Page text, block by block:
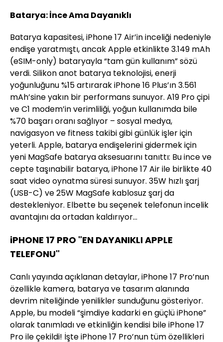
Batarya: İnce Ama Dayanıklı
Batarya kapasitesi, iPhone 17 Air’in inceliği nedeniyle
endişe yaratmıştı, ancak Apple etkinlikte 3.149 mAh
(eSIM-only) bataryayla “tam gün kullanım” sözü
verdi. Silikon anot batarya teknolojisi, enerji
yoğunluğunu %15 artırarak iPhone 16 Plus’ın 3.561
mAh’sine yakın bir performans sunuyor. A19 Pro çipi
ve C1 modem’in verimliliği, yoğun kullanımda bile
%70 başarı oranı sağlıyor – sosyal medya,
navigasyon ve fitness takibi gibi günlük işler için
yeterli. Apple, batarya endişelerini gidermek için
yeni MagSafe batarya aksesuarını tanıttı: Bu ince ve
cepte taşınabilir batarya, iPhone 17 Air ile birlikte 40
saat video oynatma süresi sunuyor. 35W hızlı şarj
(USB-C) ve 25W MagSafe kablosuz şarj da
destekleniyor. Elbette bu seçenek telefonun incelik
avantajını da ortadan kaldırıyor...
iPHONE 17 PRO "EN DAYANIKLI APPLE
TELEFONU"
Canlı yayında açıklanan detaylar, iPhone 17 Pro’nun
özellikle kamera, batarya ve tasarım alanında
devrim niteliğinde yenilikler sunduğunu gösteriyor.
Apple, bu modeli “şimdiye kadarki en güçlü iPhone”
olarak tanımladı ve etkinliğin kendisi bile iPhone 17
Pro ile çekildi! İşte iPhone 17 Pro’nun tüm özellikleri